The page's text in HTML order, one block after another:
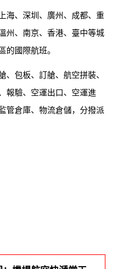
、深圳、廣州、成都、重
州、南京、香港、臺中等城
的國際航班。
包板、訂艙、航空拼裝、
報驗、空運出口、空運進
管倉庫、物流倉儲，分撥派